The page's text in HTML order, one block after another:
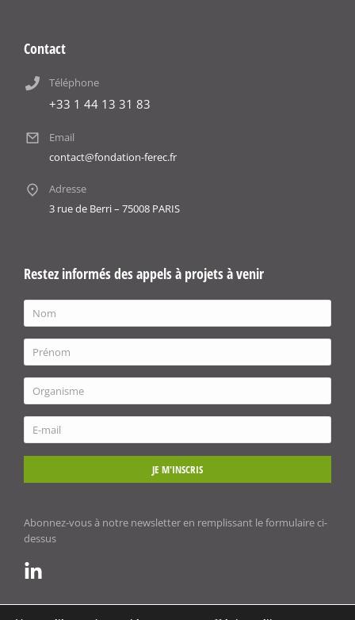
Contact
Téléphone
+33 1 44 13 31 83
Email
contact@fondation-ferec.fr
Adresse
3 rue de Berri – 75008 PARIS
Restez informés des appels à projets à venir
JE M'INSCRIS
Abonnez-vous à notre newsletter en remplissant le formulaire ci-
dessus